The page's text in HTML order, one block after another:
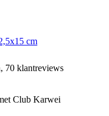
cm
70 klantreviews
Club Karwei